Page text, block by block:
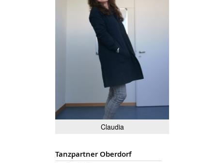
Claudia
Tanzpartner Oberdorf